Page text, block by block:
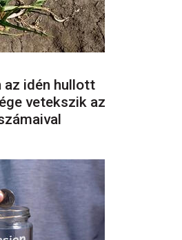
az idén hullott
vetekszik az